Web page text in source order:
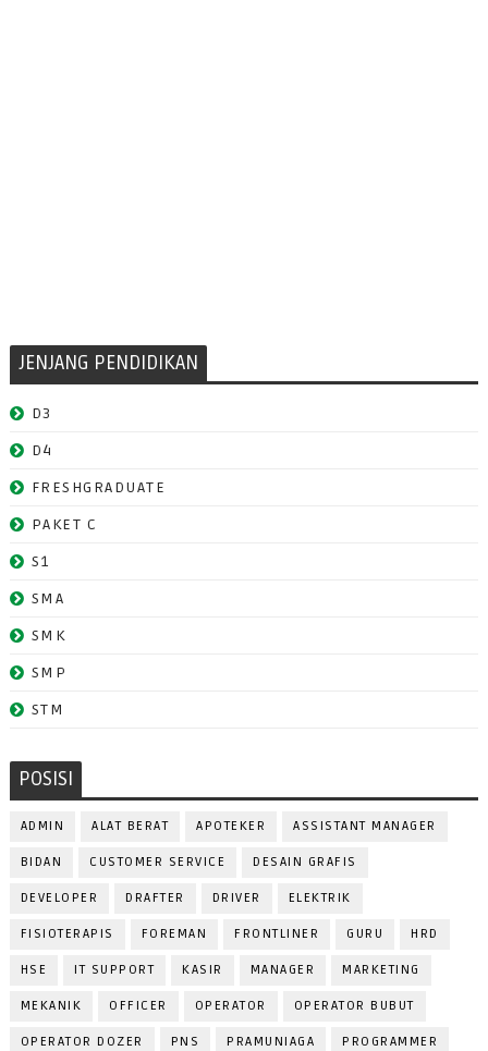
JENJANG PENDIDIKAN
D3
D4
FRESHGRADUATE
PAKET C
S1
SMA
SMK
SMP
STM
POSISI
ADMIN ALAT BERAT APOTEKER ASSISTANT MANAGER
BIDAN CUSTOMER SERVICE DESAIN GRAFIS
DEVELOPER DRAFTER DRIVER ELEKTRIK
FISIOTERAPIS FOREMAN FRONTLINER GURU HRD
HSE IT SUPPORT KASIR MANAGER MARKETING
MEKANIK OFFICER OPERATOR OPERATOR BUBUT
OPERATOR DOZER PNS PRAMUNIAGA PROGRAMMER